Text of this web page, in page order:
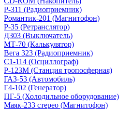
Р-311 (Радиоприемник)
Романтик-201 (Магнитофон)
Р-35 (Ретранслятор)
Д303 (Выключатель)
МТ-70 (Калькулятор)
Вега 323 (Радиоприемник)
С1-114 (Осциллограф)
Р-123М (Станция тропосферная)
ГАЗ-53 (Автомобиль)
Г4-102 (Генератор)
ПГ-5 (Холодильное оборудование)
Маяк-233 стерео (Магнитофон)